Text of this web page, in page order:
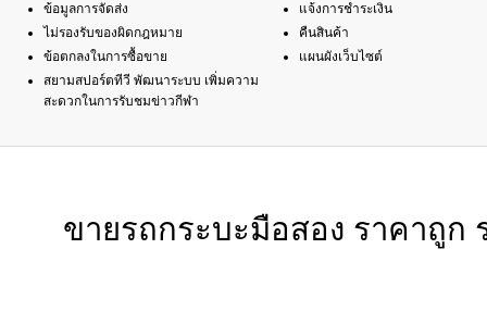
ข้อมูลการจัดส่ง
ไม่รองรับของผิดกฎหมาย
ข้อตกลงในการซื้อขาย
สยามสปอร์ตทีวี พัฒนาระบบ เพิ่มความ
สะดวกในการรับชมข่าวกีฬา
แจ้งการชำระเงิน
คืนสินค้า
แผนผังเว็บไซต์
ขายรถกระบะมือสอง ราคาถูก